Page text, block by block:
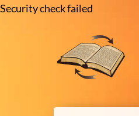
Security check failed